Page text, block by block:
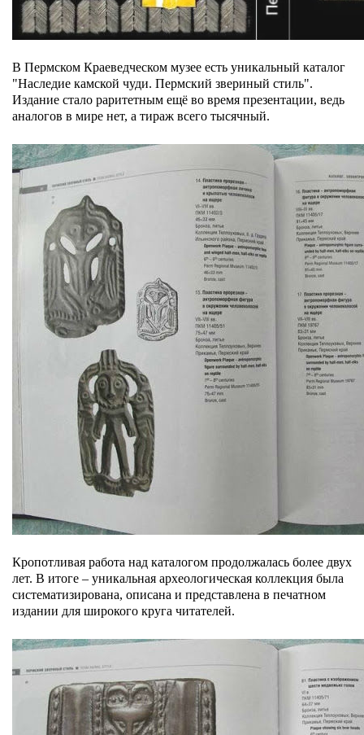
В Пермском Краеведческом музее есть уникальный каталог
"Наследие камской чуди. Пермский звериный стиль".
Издание стало раритетным ещё во время презентации, ведь
аналогов в мире нет, а тираж всего тысячный.
Кропотливая работа над каталогом продолжалась более двух
лет. В итоге – уникальная археологическая коллекция была
систематизирована, описана и представлена в печатном
издании для широкого круга читателей.